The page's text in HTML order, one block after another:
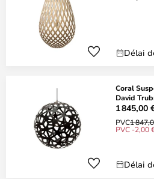
Délai
Coral
David
1 845,00
PVC1
PVC -2,00
Délai